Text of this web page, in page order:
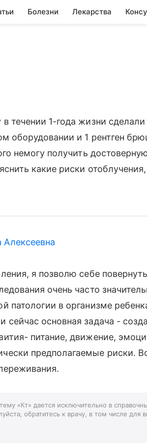
Болезни Лекарства
течении 1-года жизни
оборудовании и 1 рентген
немогу получить
какие риски
я позволю себе
очень часто
патологии в организме
основная задача -
питание, движение,
предполагаемые риски.
«Кт» дается исключительно в
обратитесь к врачу, в том числе для